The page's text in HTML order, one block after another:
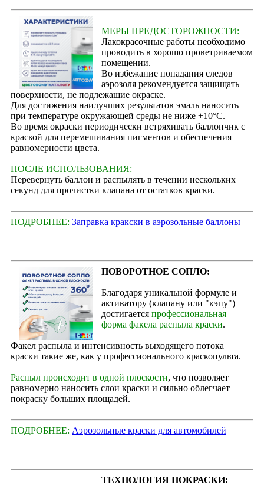
МЕРЫ ПРЕДОСТОРОЖНОСТИ:
Лакокрасочные работы необходимо
проводить в хорошо проветриваемом
помещении.
Во избежание попадания следов
аэрозоля рекомендуется защищать
поверхности, не подлежащие окраске.
Для достижения наилучших результатов эмаль наносить
при температуре окружающей среды не ниже +10°С.
Во время окраски периодически встряхивать баллончик с
краской для перемешивания пигментов и обеспечения
равномерности цвета.
ПОСЛЕ ИСПОЛЬЗОВАНИЯ:
Перевернуть баллон и распылять в течении нескольких
секунд для прочистки клапана от остатков краски.
ПОДРОБНЕЕ: Заправка кракски в аэрозольные баллоны
ПОВОРОТНОЕ СОПЛО:
Благодаря уникальной формуле и
активатору (клапану или "кэпу")
достигается профессиональная
форма факела распыла краски.
Факел распыла и интенсивность выходящего потока
краски такие же, как у профессионального краскопульта.
Распыл происходит в одной плоскости, что позволяет
равномерно наносить слои краски и сильно облегчает
покраску больших площадей.
ПОДРОБНЕЕ: Аэрозольные краски для автомобилей
ТЕХНОЛОГИЯ ПОКРАСКИ: